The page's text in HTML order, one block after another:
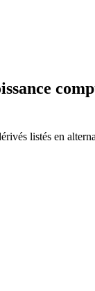
listés en